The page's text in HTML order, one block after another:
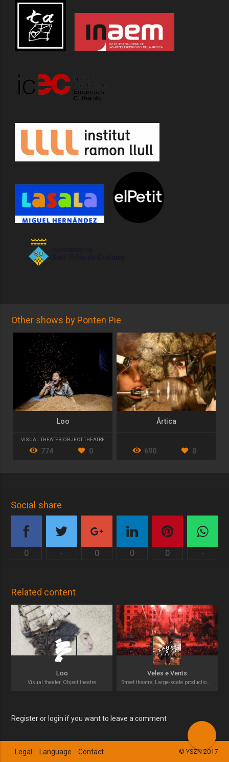
Other shows by Ponten Pie
Loo
VISUAL THEATER ,OBJECT THEATRE
774 0
Ârtica
690 0
Social share
0 - 0 0 0 -
Related content
Loo
Visual theater, Object theatre
Veles e Vents
Register or login if you want to leave a comment
© YSZN 2017
Legal Language Contact